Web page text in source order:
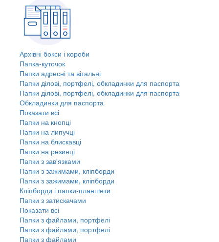
Архівні бокси і короби
Папка-куточок
Папки адресні та вітальні
Папки ділові, портфелі, обкладинки для паспорта
Папки ділові, портфелі, обкладинки для паспорта
Обкладинки для паспорта
Показати всі
Папки на кнопці
Папки на липучці
Папки на блискавці
Папки на резинці
Папки з зав'язками
Папки з зажимами, кліпборди
Папки з зажимами, кліпборди
Кліпборди і папки-планшети
Папки з затискачами
Показати всі
Папки з файлами, портфелі
Папки з файлами, портфелі
Папки з файлами